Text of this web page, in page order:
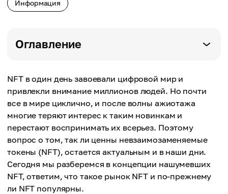
Информация
Оглавление
NFT в один день завоевали цифровой мир и
привлекли внимание миллионов людей. Но почти
все в мире циклично, и после волны ажиотажа
многие теряют интерес к таким новинкам и
перестают воспринимать их всерьез. Поэтому
вопрос о том, так ли ценны невзаимозаменяемые
токены (NFT), остается актуальным и в наши дни.
Сегодня мы разберемся в концепции нашумевших
NFT, ответим, что такое рынок NFT и по-прежнему
ли NFT популярны.